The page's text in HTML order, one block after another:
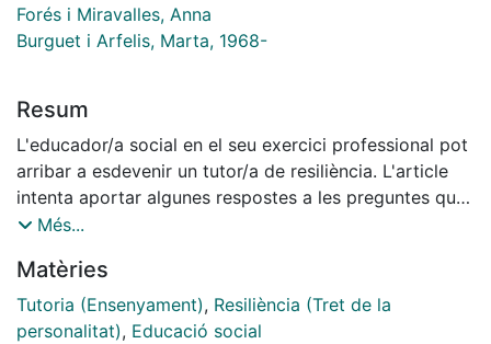
Forés i Miravalles, Anna
Burguet i Arfelis, Marta, 1968-
Resum
L'educador/a social en el seu exercici professional pot
arribar a esdevenir un tutor/a de resiliència. L'article
intenta aportar algunes respostes a les preguntes que
sovint es plantegen respecte els tutors de resiliència
imprescindibles per a esdevenir un tutor/a de
resiliència? Quins són? Sabem que en diverses
pràctiques educatives, l'edu¬cador/a esdevé aquest
Més...
Matèries
Tutoria (Ensenyament), Resiliència (Tret de la
personalitat), Educació social